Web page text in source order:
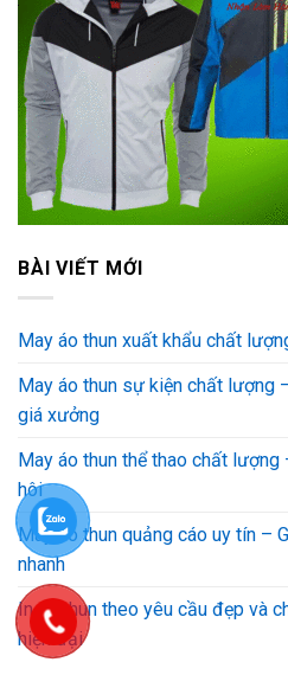
BÀI VIẾT MỚI
May áo thun xuất khẩu chất
May áo thun sự kiện chất lượng
giá xưởng
May áo thun thể thao chất
hôi
May áo thun quảng cáo uy tín –
nhanh
In áo thun theo yêu cầu đẹp và
hiện đại